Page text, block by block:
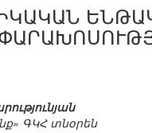
ԳԿՀ տնօրեն